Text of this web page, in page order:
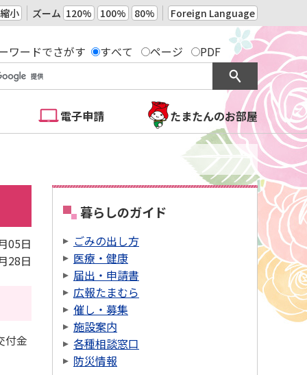
縮小 ズーム 120% 100% 80% Foreign Language
ワードでさがす すべて ページ PDF
電子申請 たまたんのお部屋
05日
28日
付金
暮らしのガイド
ごみの出し方
医療・健康
届出・申請書
広報たまむら
催し・募集
施設案内
各種相談窓口
防災情報